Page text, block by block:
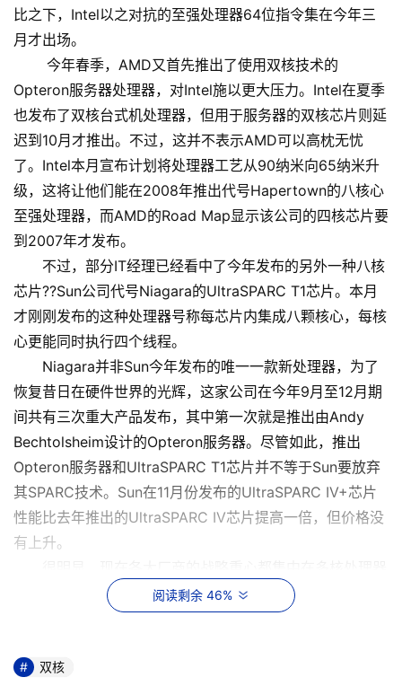
比之下，Intel以之对抗的至强处理器64位指令集在今年三
月才出场。
今年春季，AMD又首先推出了使用双核技术的
Opteron服务器处理器，对Intel施以更大压力。Intel在夏季
也发布了双核台式机处理器，但用于服务器的双核芯片则延
迟到10月才推出。不过，这并不表示AMD可以高枕无忧
了。Intel本月宣布计划将处理器工艺从90纳米向65纳米升
级，这将让他们能在2008年推出代号Hapertown的八核心
至强处理器，而AMD的Road Map显示该公司的四核芯片要
到2007年才发布。
不过，部分IT经理已经看中了今年发布的另外一种八核
芯片??Sun公司代号Niagara的UltraSPARC T1芯片。本月
才刚刚发布的这种处理器号称每芯片内集成八颗核心，每核
心更能同时执行四个线程。
Niagara并非Sun今年发布的唯一一款新处理器，为了
恢复昔日在硬件世界的光辉，这家公司在今年9月至12月期
间共有三次重大产品发布，其中第一次就是推出由Andy
Bechtolsheim设计的Opteron服务器。尽管如此，推出
Opteron服务器和UltraSPARC T1芯片并不等于Sun要放弃
其SPARC技术。Sun在11月份发布的UltraSPARC IV+芯片
性能比去年推出的UltraSPARC IV芯片提高一倍，但价格没
有上升。
之上，但软件授权问题是否会令有意将这种技术配置于企业
级应用的IT经理们知难而退还有待观察。对于那些在使用甲
有一份授权的软件让他们处于一个很不利的位置。
阅读剩余 46%
双核